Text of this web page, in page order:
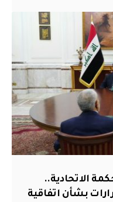
الاتحادية..
بشأن اتفاقية